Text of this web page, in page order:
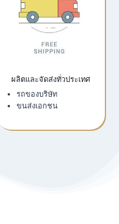
ผลิตและจัดส่งทั่วประเทศ
รถของบริษัท
ขนส่งเอกชน